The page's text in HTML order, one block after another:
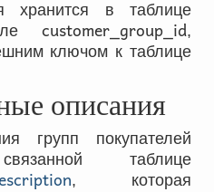
хранится в таблице
customer_group_id,
ключом к таблице
описания
групп покупателей
таблице
, которая